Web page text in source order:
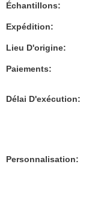
Échantillons:
Expédition:
Lieu D'origine:
Paiements:
Délai D'exécution:
Personnalisation: